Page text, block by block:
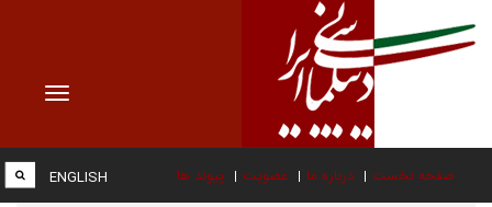
Toggle
صفحه نخست درباره ما عضویت پیوند ها ENGLISH